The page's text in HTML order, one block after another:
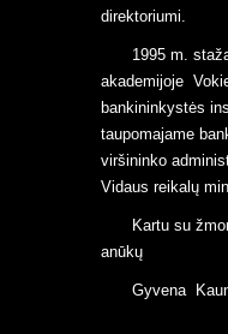
direktoriumi.
1995 m. stažavosi Europos politinėje
akademijoje
bankininkystės
taupomajame
viršininko
Vidaus reikalų
Kartu su žmona susilaukė 2 dukrų ir 5
anūkų
Gyvena